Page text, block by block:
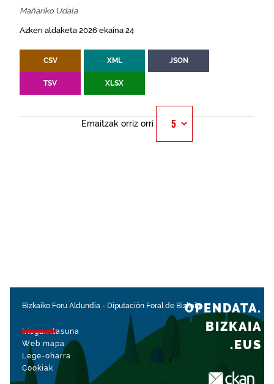
Mañariko Udala
Azken aldaketa 2026 ekaina 24
CSV XML JSON
TSV XLSX
Emaitzak orriz orri
Bizkaiko Foru Aldundia - Diputación Foral de Bizkaia
Irisgarritasuna
Web mapa
Lege-oharra
Cookiak
OPENDATA.
BIZKAIA
.EUS